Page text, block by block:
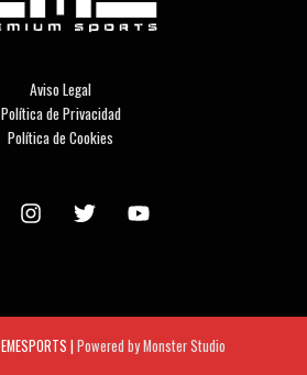
Aviso Legal
Política de Privacidad
Política de Cookies
EMESPORTS | Powered by Monster Studio